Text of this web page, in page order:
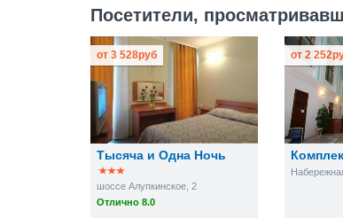
Посетители,
Тысяча и Одна Ночь
шоссе Алупкинское, 2
Отлично 8.0
от 3 528руб от2 252